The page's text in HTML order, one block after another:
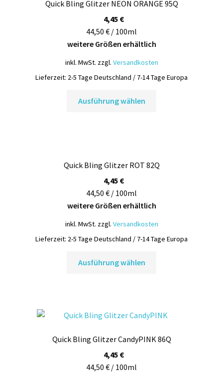
Optionen
gewählt
werden
Quick Bling Glitzer NEON ORANGE 95Q
4,45 €
44,50 € / 100ml
weitere Größen erhältlich
inkl. MwSt. zzgl. Versandkosten
Lieferzeit: 2-5 Tage Deutschland / 7-14 Tage Europa
Ausführung wählen
Die
Produktseite
gewählt
Quick Bling Glitzer ROT 82Q
4,45 €
44,50 € / 100ml
weitere Größen erhältlich
inkl. MwSt. zzgl. Versandkosten
Lieferzeit: 2-5 Tage Deutschland / 7-14 Tage Europa
Ausführung wählen
auf.
Optionen
Quick Bling Glitzer CandyPINK 86Q
4,45 €
44,50 € / 100ml